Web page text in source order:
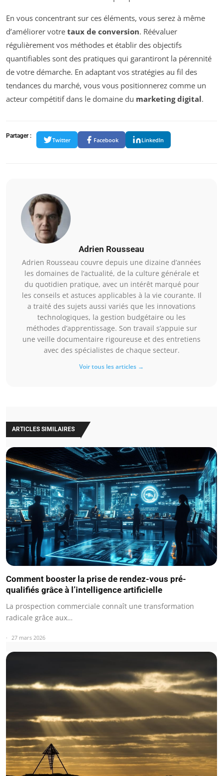
En vous concentrant sur ces éléments, vous serez à même
d’améliorer votre taux de conversion. Réévaluer
régulièrement vos méthodes et établir des objectifs
quantifiables sont des pratiques qui garantiront la pérennité
de votre démarche. En adaptant vos stratégies au fil des
tendances du marché, vous vous positionnerez comme un
acteur compétitif dans le domaine du marketing digital.
Partager :
Twitter Facebook LinkedIn
Adrien Rousseau
Adrien Rousseau couvre depuis une dizaine d’années
les domaines de l’actualité, de la culture générale et
du quotidien pratique, avec un intérêt marqué pour
les conseils et astuces applicables à la vie courante. Il
a traité des sujets aussi variés que les innovations
technologiques, la gestion budgétaire ou les
méthodes d’apprentissage. Son travail s’appuie sur
une veille documentaire rigoureuse et des entretiens
avec des spécialistes de chaque secteur.
Voir tous les articles →
ARTICLES SIMILAIRES
Comment booster la prise de rendez-vous pré-
qualifiés grâce à l’intelligence artificielle
La prospection commerciale connaît une transformation
radicale grâce aux…
27 mars 2026